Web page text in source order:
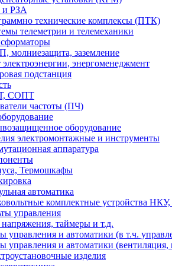
РЗА
технические комплексы (ПТК)
телеметрии и телемеханики
молниезащита, заземление
электроэнергии, энергоменеджмент
подстанция
СОПТ
частоты (ПЧ)
оборудование
электромонтажные и инструменты
аппаратура
Термошкафы
автоматика
комплектные устройства
управления
напряжения, таймеры и т.д.
управления и автоматики (в т.ч.
управления и автоматики (вентиляция,
изделия